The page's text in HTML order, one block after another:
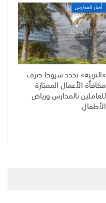
أخبار المدارس
«التربية» تحدد شروط صرف
مكافأة الأعمال الممتازة
للعاملين بالمدارس ورياض
الأطفال